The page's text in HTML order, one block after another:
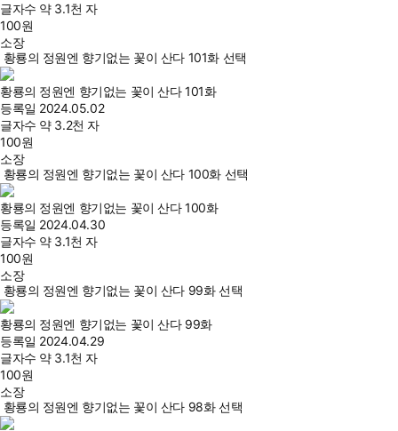
글자수 약 3.1천 자
100원
소장
황룡의 정원엔 향기없는 꽃이 산다 101화 선택
황룡의 정원엔 향기없는 꽃이 산다 101화
등록일 2024.05.02
글자수 약 3.2천 자
100원
소장
황룡의 정원엔 향기없는 꽃이 산다 100화 선택
황룡의 정원엔 향기없는 꽃이 산다 100화
등록일 2024.04.30
글자수 약 3.1천 자
100원
소장
황룡의 정원엔 향기없는 꽃이 산다 99화 선택
황룡의 정원엔 향기없는 꽃이 산다 99화
등록일 2024.04.29
글자수 약 3.1천 자
100원
소장
황룡의 정원엔 향기없는 꽃이 산다 98화 선택